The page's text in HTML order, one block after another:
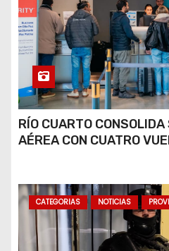
RÍO CUARTO
AÉREA CON CUATRO
CATEGORIAS NOTICIAS